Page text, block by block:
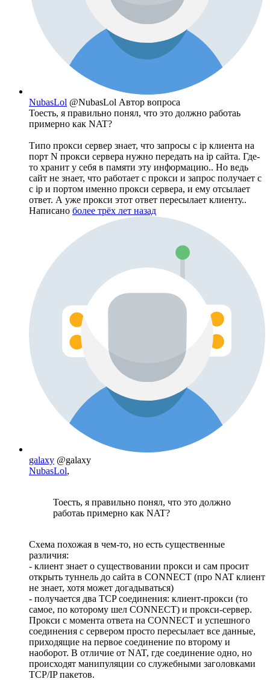
NubasLol @NubasLol Автор вопроса
Тоесть, я правильно понял, что это должно работаь
примерно как NAT?
Типо прокси сервер знает, что запросы c ip клиента на
порт N прокси сервера нужно передать на ip сайта. Где-
то хранит у себя в памяти эту информацию.. Но ведь
сайт не знает, что работает с прокси и запрос получает с
с ip и портом именно прокси сервера, и ему отсылает
ответ. А уже прокси этот ответ пересылает клиенту..
Написано более трёх лет назад
galaxy @galaxy
NubasLol,
Тоесть, я правильно понял, что это должно
работаь примерно как NAT?
Схема похожая в чем-то, но есть существенные
различия:
- клиент знает о существовании прокси и сам просит
открыть туннель до сайта в CONNECT (про NAT клиент
не знает, хотя может догадываться)
- получается два TCP соединения: клиент-прокси (то
самое, по которому шел CONNECT) и прокси-сервер.
Прокси с момента ответа на CONNECT и успешного
соединения с сервером просто пересылает все данные,
приходящие на первое соединение по второму и
наоборот. В отличие от NAT, где соединение одно, но
происходят манипуляции со служебными заголовками
TCP/IP пакетов.